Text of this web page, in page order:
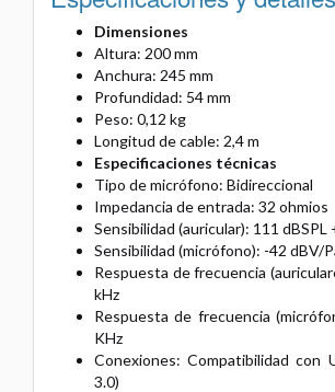
Dimensiones
Altura: 200 mm
Anchura: 245 mm
Profundidad: 54 mm
Peso: 0,12 kg
Longitud de cable: 2,4 m
Especificaciones técnicas
Tipo de micrófono: Bidireccional
Impedancia de entrada: 32 ohmios
Sensibilidad (auricular): 111 dBSPL
Sensibilidad (micrófono): -42 dBV/
Respuesta de frecuencia
kHz
Respuesta de frecuencia
KHz
Conexiones: Compatibilidad con
3.0)